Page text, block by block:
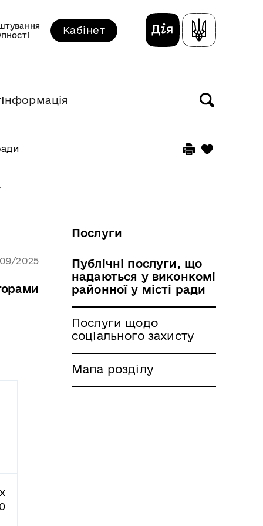
Кабінет
Інформація
2025
Послуги
Публічні послуги, що
надаються у виконкомі
районної у місті ради
Послуги щодо
соціального захисту
Мапа розділу